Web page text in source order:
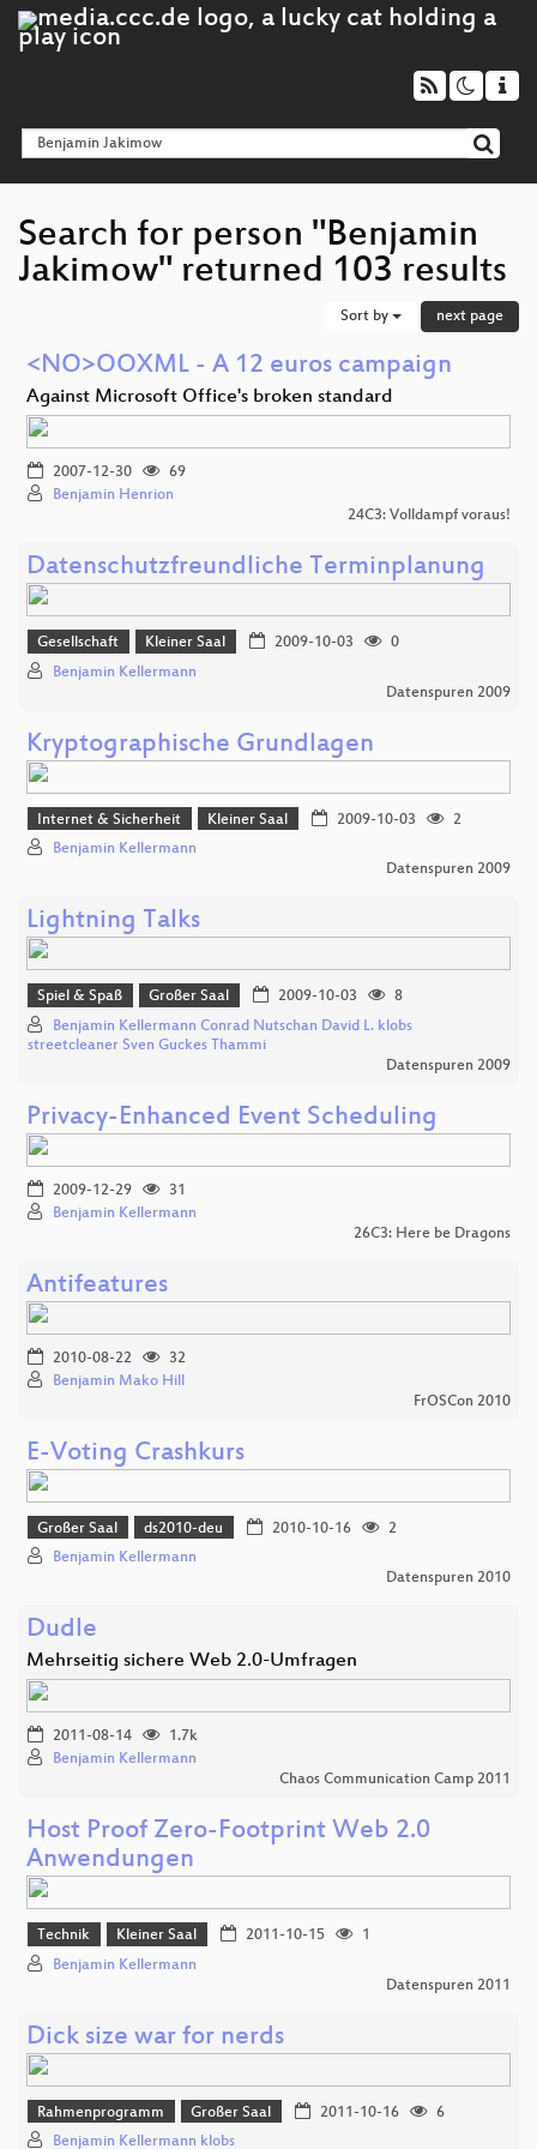
Search for person "Benjamin
Jakimow" returned 103 results
Sort by next page
<NO>OOXML - A 12 euros campaign
Against Microsoft Office's broken standard
2007-12-30
69
Benjamin Henrion
24C3: Volldampf voraus!
Datenschutzfreundliche Terminplanung
Gesellschaft Kleiner Saal 2009-10-03
0
Benjamin Kellermann
Datenspuren 2009
Kryptographische Grundlagen
Internet & Sicherheit Kleiner Saal 2009-10-03
2
Benjamin Kellermann
Datenspuren 2009
Lightning Talks
Spiel & Spaß Großer Saal 2009-10-03
8
Benjamin Kellermann Conrad Nutschan David L. klobs
streetcleaner Sven Guckes Thammi
Datenspuren 2009
Privacy-Enhanced Event Scheduling
2009-12-29
31
Benjamin Kellermann
26C3: Here be Dragons
Antifeatures
2010-08-22
32
Benjamin Mako Hill
FrOSCon 2010
E-Voting Crashkurs
Großer Saal ds2010-deu 2010-10-16
2
Benjamin Kellermann
Datenspuren 2010
Dudle
Mehrseitig sichere Web 2.0-Umfragen
2011-08-14
1.7k
Benjamin Kellermann
Chaos Communication Camp 2011
Host Proof Zero-Footprint Web 2.0
Anwendungen
Technik Kleiner Saal 2011-10-15
1
Benjamin Kellermann
Datenspuren 2011
Dick size war for nerds
Rahmenprogramm Großer Saal 2011-10-16
6
Benjamin Kellermann klobs